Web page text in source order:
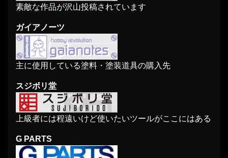
素敵な作品が沢山投稿されています
ガイアノーツ
主に使用している塗料・塗装道具の購入先
スジボリ堂
上級者には程遠いけど使いたいツールがここにはある
G PARTS